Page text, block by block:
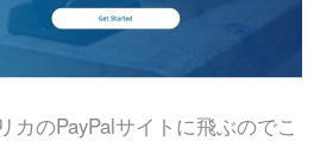
カのPayPalサイトに飛ぶのでこ